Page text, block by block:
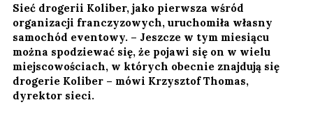
Sieć drogerii Koliber, jako pierwsza wśród
organizacji franczyzowych, uruchomiła własny
samochód eventowy. – Jeszcze w tym miesiącu
można spodziewać się, że pojawi się on w wielu
miejscowościach, w których obecnie znajdują się
drogerie Koliber – mówi Krzysztof Thomas,
dyrektor sieci.